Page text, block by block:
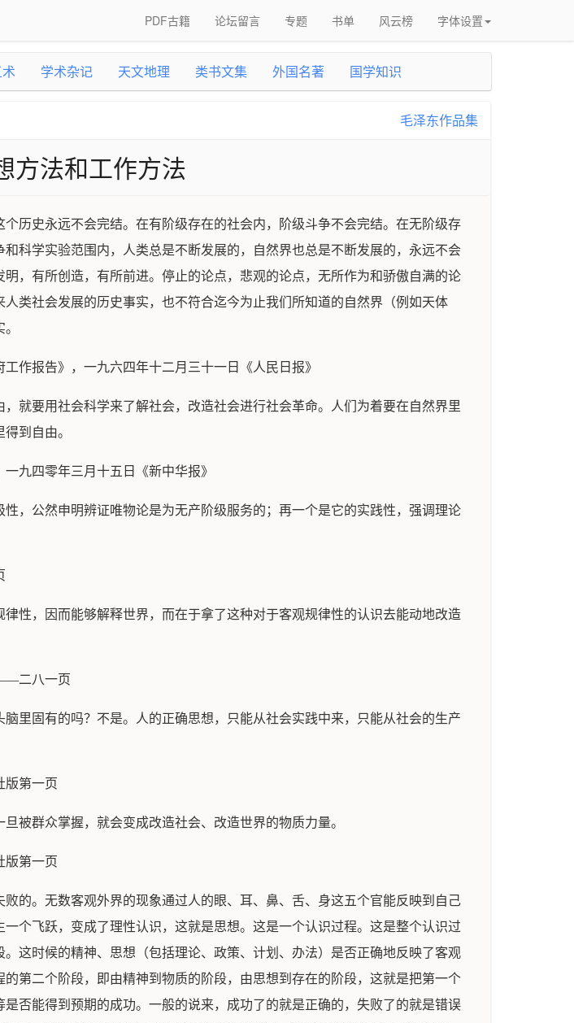
PDF古籍 论坛留言 专题 书单 风云榜 字体设置
学术杂记 天文地理 类书文集 外国名著 国学知识
毛泽东作品集
方法和工作方法
历史永远不会完结。在有阶级存在的社会内，阶级斗争不会完结。在无阶级存
科学实验范围内，人类总是不断发展的，自然界也总是不断发展的，永远不会
，有所创造，有所前进。停止的论点，悲观的论点，无所作为和骄傲自满的论
类社会发展的历史事实，也不符合迄今为止我们所知道的自然界（例如天体
作报告》，一九六四年十二月三十一日《人民日报》
就要用社会科学来了解社会，改造社会进行社会革命。人们为着要在自然界里
到自由。
九四零年三月十五日《新中华报》
，公然申明辨证唯物论是为无产阶级服务的；再一个是它的实践性，强调理论
性，因而能够解释世界，而在于拿了这种对于客观规律性的认识去能动地改造
二八一页
里固有的吗？不是。人的正确思想，只能从社会实践中来，只能从社会的生产
版第一页
被群众掌握，就会变成改造社会、改造世界的物质力量。
版第一页
的。无数客观外界的现象通过人的眼、耳、鼻、舌、身这五个官能反映到自己
个飞跃，变成了理性认识，这就是思想。这是一个认识过程。这是整个认识过
这时候的精神、思想（包括理论、政策、计划、办法）是否正确地反映了客观
第二个阶段，即由精神到物质的阶段，由思想到存在的阶段，这就是把第一个
否能得到预期的成功。一般的说来，成功了的就是正确的，失败了的就是错误